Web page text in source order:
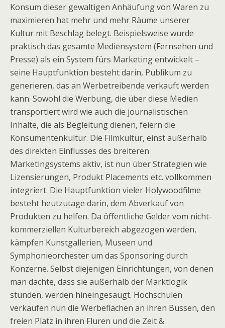
Konsum dieser gewaltigen Anhäufung von Waren zu
maximieren hat mehr und mehr Räume unserer
Kultur mit Beschlag belegt. Beispielsweise wurde
praktisch das gesamte Mediensystem (Fernsehen und
Presse) als ein System fürs Marketing entwickelt –
seine Hauptfunktion besteht darin, Publikum zu
generieren, das an Werbetreibende verkauft werden
kann. Sowohl die Werbung, die über diese Medien
transportiert wird wie auch die journalistischen
Inhalte, die als Begleitung dienen, feiern die
Konsumentenkultur. Die Filmkultur, einst außerhalb
des direkten Einflusses des breiteren
Marketingsystems aktiv, ist nun über Strategien wie
Lizensierungen, Produkt Placements etc. vollkommen
integriert. Die Hauptfunktion vieler Holywoodfilme
besteht heutzutage darin, dem Abverkauf von
Produkten zu helfen. Da öffentliche Gelder vom nicht-
kommerziellen Kulturbereich abgezogen werden,
kämpfen Kunstgallerien, Museen und
Symphonieorchester um das Sponsoring durch
Konzerne. Selbst diejenigen Einrichtungen, von denen
man dachte, dass sie außerhalb der Marktlogik
stünden, werden hineingesaugt. Hochschulen
verkaufen nun die Werbeflächen an ihren Bussen, den
freien Platz in ihren Fluren und die Zeit &